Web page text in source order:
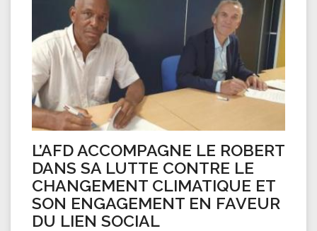
L’AFD ACCOMPAGNE LE ROBERT
DANS SA LUTTE CONTRE LE
CHANGEMENT CLIMATIQUE ET
SON ENGAGEMENT EN FAVEUR
DU LIEN SOCIAL